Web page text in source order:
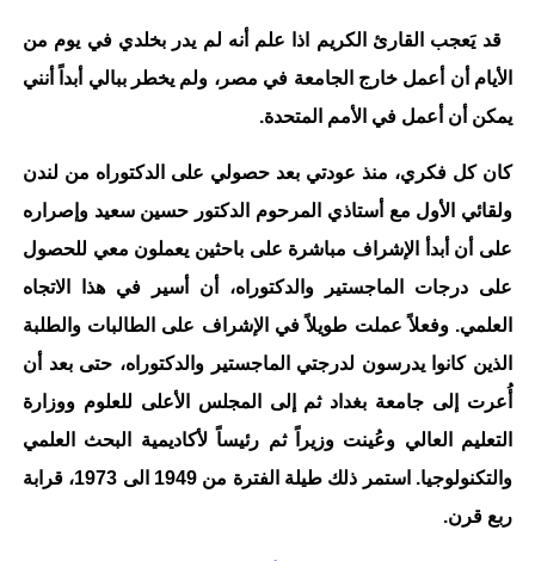
قد يَعجب القارئ الكريم اذا علم أنه لم يدر بخلدي في يوم من
الأيام أن أعمل خارج الجامعة في مصر، ولم يخطر ببالي أبداً أنني
يمكن أن أعمل في الأمم المتحدة.
كان كل فكري، منذ عودتي بعد حصولي على الدكتوراه من لندن
ولقائي الأول مع أستاذي المرحوم الدكتور حسين سعيد وإصراره
على أن أبدأ الإشراف مباشرة على باحثين يعملون معي للحصول
على درجات الماجستير والدكتوراه، أن أسير في هذا الاتجاه
العلمي. وفعلاً عملت طويلاً في الإشراف على الطالبات والطلبة
الذين كانوا يدرسون لدرجتي الماجستير والدكتوراه، حتى بعد أن
أُعرت إلى جامعة بغداد ثم إلى المجلس الأعلى للعلوم ووزارة
التعليم العالي وعُينت وزيراً ثم رئيساً لأكاديمية البحث العلمي
والتكنولوجيا. استمر ذلك طيلة الفترة من 1949 الى 1973، قرابة
ربع قرن.